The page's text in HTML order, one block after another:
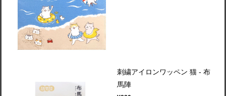
刺繍アイロンワッペン 猫 - 布
馬陣